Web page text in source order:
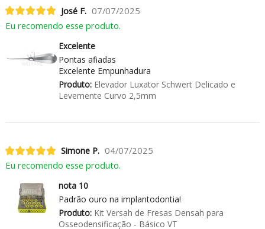
José F. 07/07/2025
Eu recomendo esse produto.
Excelente
Pontas afiadas
Excelente Empunhadura
Produto:Elevador Luxator Schwert Delicado e
Levemente Curvo 2,5mm
Simone P. 04/07/2025
Eu recomendo esse produto.
nota 10
Padrão ouro na implantodontia!
Produto:Kit Versah de Fresas Densah para
Osseodensificação - Básico VT